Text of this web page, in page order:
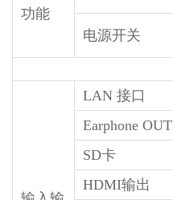
功能
电源开关
LAN 接口
Earphone OUT
SD卡
HDMI输出